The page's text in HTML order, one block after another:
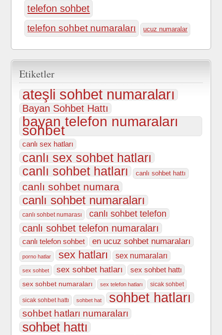
telefon sohbet
telefon sohbet numaraları ucuz numaralar
Etiketler
ateşli sohbet numaraları
Bayan Sohbet Hattı
bayan telefon numaraları
sohbet
canlı sex hatları
canlı sex sohbet hatları
canlı sohbet hatları
canlı sohbet hattı
canlı sohbet numara
canlı sohbet numaraları
canlı sohbet numarası canlı sohbet telefon
canlı sohbet telefon numaraları
canlı telefon sohbet en ucuz sohbet numaraları
porno hatlar sex hatları sex numaraları
sex sohbet sex sohbet hatları
sex sohbet hattı
sex sohbet numaraları
sex telefon hatları sicak sohbet
sicak sohbet hattı sohbet hat sohbet hatları
sohbet hatları numaraları
sohbet hattı